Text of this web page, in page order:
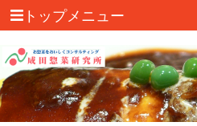
トップメニュー